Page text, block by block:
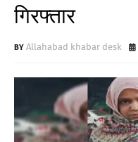
गिरफ्तार
Allahabad khabar desk